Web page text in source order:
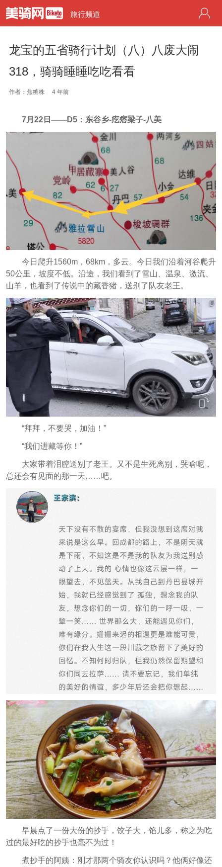
旅行频道
龙宝的五省骑行计划（八）八废大闹
318，骑骑睡睡吃吃看看
作者：焦糖株 4 年前
7月22日——D5：东谷乡-疙瘩梁子-八美
今日爬升1560m，68km，多云。今日我们沿着河谷爬升
50公里，坡度不低。沿途，我们看到了雪山、温泉、激流、
山羊，也看到了传说中的藏香猪，送别了队友老王。
“拜拜，不要哭，加油！”
“我们进藏等你！”
大家带着泪腔送别了老王。又不是生死离别，哭啥呢，
总还会有见面的那一天……吧。
早晨点了一份大份的抄手，饺子大，馅儿多，称之为吃
过的最好吃的抄手也毫不为过！
煮抄手的阿姨：刚才那两个骑友你认识吗？他俩好像还